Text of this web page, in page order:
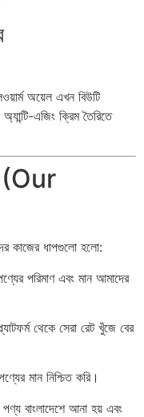
অয়েল এখন বিউটি
এজিং ক্রিম তৈরিতে
(Our
কাজের ধাপগুলো হলো:
পরিমাণ এবং মান আমাদের
থেকে সেরা রেট খুঁজে বের
মান নিশ্চিত করি।
বাংলাদেশে আনা হয় এবং